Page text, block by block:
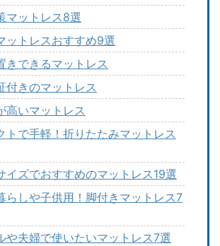
マットレス8選
ットレスおすすめ9選
きできるマットレス
付きのマットレス
高いマットレス
トで手軽！折りたたみマットレス
イズでおすすめのマットレス19選
らしや子供用！脚付きマットレス7
や夫婦で使いたいマットレス7選